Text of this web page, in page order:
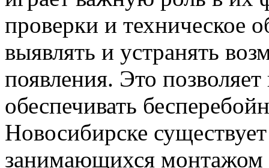
проверки и техническое
выявлять и устранять
появления. Это
обеспечивать
Новосибирске
занимающихся